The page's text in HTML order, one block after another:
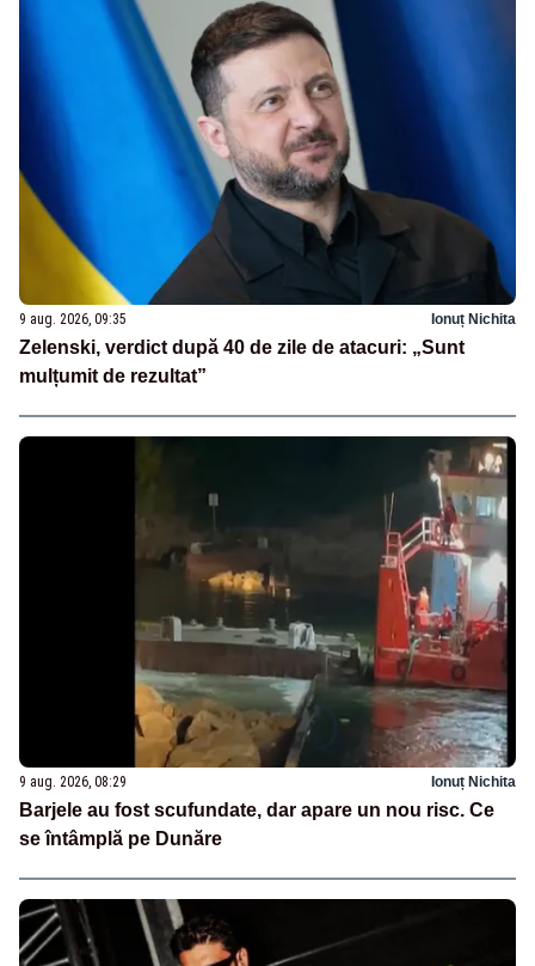
9 aug. 2026, 09:35 Ionuț Nichita
Zelenski, verdict după 40 de zile de atacuri: „Sunt
mulțumit de rezultat”
9 aug. 2026, 08:29 Ionuț Nichita
Barjele au fost scufundate, dar apare un nou risc. Ce
se întâmplă pe Dunăre